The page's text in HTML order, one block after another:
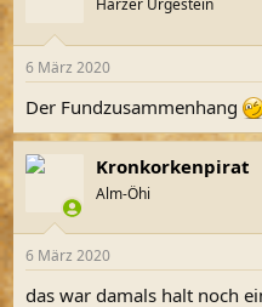
e
:
Harzer Urgestein
6 März 2020
Der Fundzusammenhang
Kronkorkenpirat
Alm-Öhi
6 März 2020
das war damals halt noch